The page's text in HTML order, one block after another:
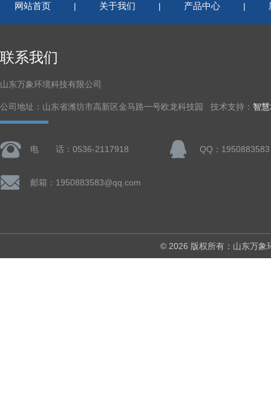
网站首页 | 关于我们 | 产品中心 |
联系我们
山东万象环境科技有限公司
公司地址：山东省潍坊市高新区金马路一号欧龙科技园 技术支持： 智
电 话：0536-2117918 QQ：1950883583
邮箱：1950883583@qq.com
© 2026 版权所有：山东万